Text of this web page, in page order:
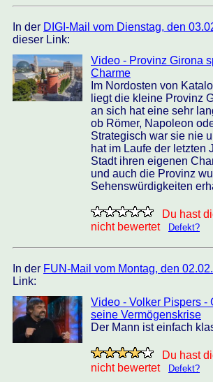
In der DIGI-Mail vom Dienstag, den
dieser Link:
Video - Provinz Girona
Charme
Im Nordosten von
liegt die kleine Provinz
an sich hat eine sehr
ob Römer, Napoleon
Strategisch war sie nie
hat im Laufe der letzten
Stadt ihren eigenen
und auch die Provinz
Sehenswürdigkeiten
Du hast
nicht bewertet
Defekt?
In der FUN-Mail vom Montag, den
Link:
Video - Volker Pispers -
seine Vermögenskrise
Der Mann ist einfach
Du hast
nicht bewertet
Defekt?